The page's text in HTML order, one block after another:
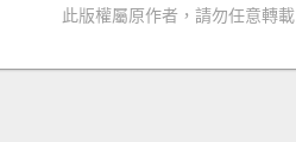
此版權屬原作者，請勿任意轉載